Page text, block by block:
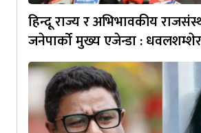
हिन्दू राज्य र अभिभावकीय
जनेपार्को मुख्य एजेन्डा :